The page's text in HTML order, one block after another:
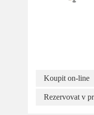
Koupit on-line
Rezervovat v